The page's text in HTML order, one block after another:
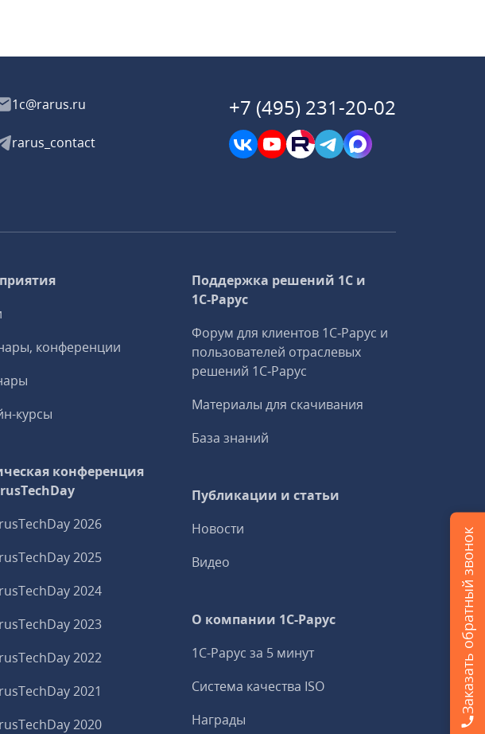
1c@rarus.ru
rarus_contact
+7 (495) 231-20-02
конференции
курсы
конференция
2026
2025
2024
2023
2022
2021
2020
Поддержка решений 1С и
1С‑Рарус
Форум для клиентов 1С‑Рарус и
пользователей отраслевых
решений 1С‑Рарус
Материалы для скачивания
База знаний
Публикации и статьи
Новости
Видео
О компании 1C-Рарус
1С-Рарус за 5 минут
Система качества ISO
Награды
Заказать обратный звонок